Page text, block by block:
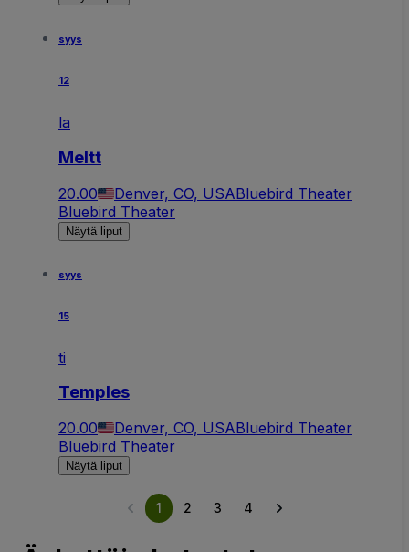
syys
12
la
Meltt
20.00 Denver, CO, USABluebird Theater
Bluebird Theater
Näytä liput
syys
15
ti
Temples
20.00 Denver, CO, USABluebird Theater
Bluebird Theater
Näytä liput
1 2 3 4